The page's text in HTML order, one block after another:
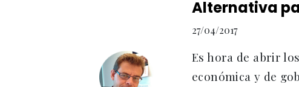
Alternativa
27/04/2017
Es hora de abrir
económica y de